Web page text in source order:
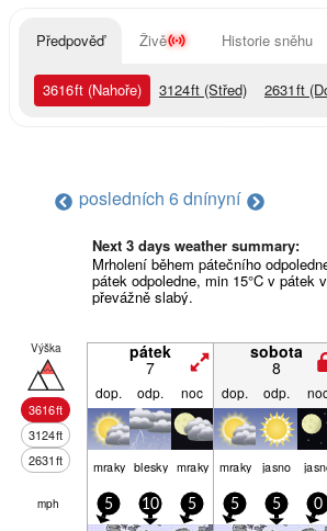
Předpověď Živě Historie sněhu
3616ft (Nahoře) 3124ft (Střed) 2631ft
posledních 6 dnínyní
Next 3 days weather summary:
Mrholení během pátečního
pátek odpoledne, min 15°C v pátek
převážně slabý.
Výška
3616ft
3124ft
2631ft
pátek
7
sobota
8
dop. odp. noc dop. odp.
mraky blesky mraky mraky jasno
mph 5 10 5 5 5 0